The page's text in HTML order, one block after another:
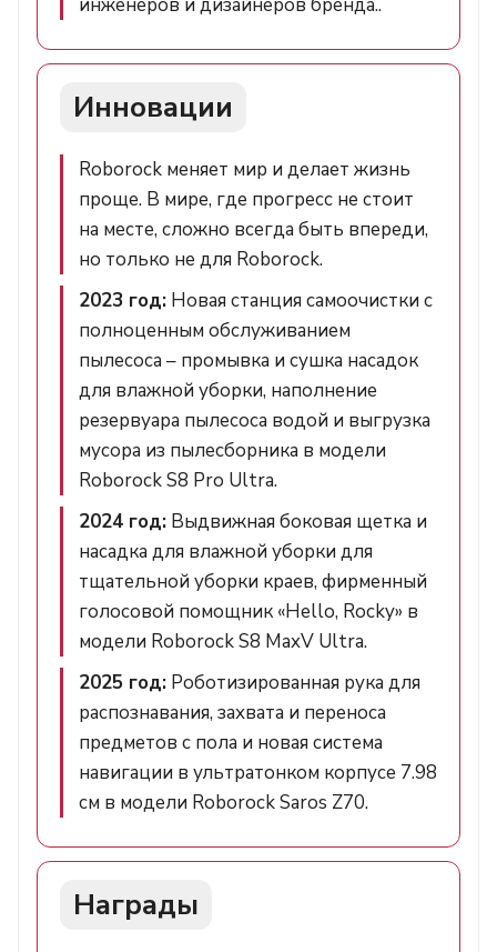
Инновации
Roborock меняет мир и делает жизнь
проще. В мире, где прогресс не стоит
на месте, сложно всегда быть впереди,
но только не для Roborock.
2023 год: Новая станция самоочистки с
полноценным обслуживанием
пылесоса – промывка и сушка насадок
для влажной уборки, наполнение
резервуара пылесоса водой и выгрузка
мусора из пылесборника в модели
Roborock S8 Pro Ultra.
2024 год: Выдвижная боковая щетка и
насадка для влажной уборки для
тщательной уборки краев, фирменный
голосовой помощник «Hello, Rocky» в
модели Roborock S8 MaxV Ultra.
2025 год: Роботизированная рука для
распознавания, захвата и переноса
предметов с пола и новая система
навигации в ультратонком корпусе 7.98
см в модели Roborock Saros Z70.
Награды